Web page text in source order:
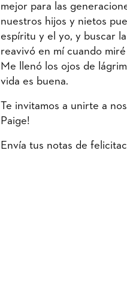
mejor para las
nuestros hijos y nietos
espíritu y el yo, y buscar
reavivó en mí cuando
Me llenó los ojos de
vida es buena.
Te invitamos a unirte a
Paige!
Envía tus notas de